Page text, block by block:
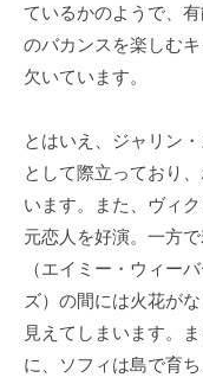
ているかのようで、
のバカンスを楽しむ
欠いています。
とはいえ、ジャリン
として際立っており
います。また、ヴィ
元恋人を好演。一方
（エイミー・ウィー
ズ）の間には火花が
見えてしまいます。
に、ソフィは島で育